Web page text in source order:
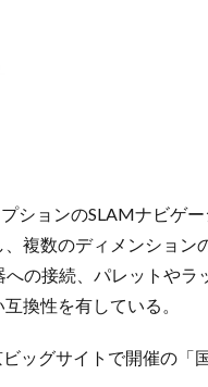
ションのSLAMナビゲ
複数のディメンション
の接続、パレットやラ
換性を有している。
ッグサイトで開催の「